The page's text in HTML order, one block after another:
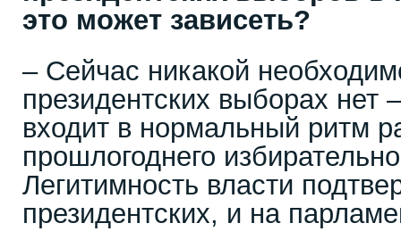
это может зависеть?
– Сейчас никакой
президентских выборах нет
входит в нормальный ритм
прошлогоднего
Легитимность власти
президентских, и на